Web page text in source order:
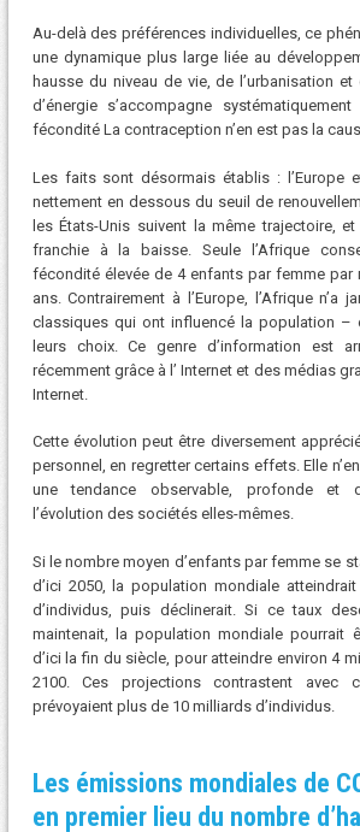
Au-delà des préférences individuelles, ce
une dynamique plus large liée au
hausse du niveau de vie, de l’urbanisation
d’énergie s’accompagne
fécondité La contraception n’en est pas la
Les faits sont désormais établis : l’Europe
nettement en dessous du seuil de
les États-Unis suivent la même trajectoire, et
franchie à la baisse. Seule l’Afrique
fécondité élevée de 4 enfants par femme par
ans. Contrairement à l’Europe, l’Afrique n’a
classiques qui ont influencé la population –
leurs choix. Ce genre d’information est
récemment grâce à l’ Internet et des médias
Internet.
Cette évolution peut être diversement
personnel, en regretter certains effets. Elle
une tendance observable, profonde et
l’évolution des sociétés elles-mêmes.
Si le nombre moyen d’enfants par femme se
d’ici 2050, la population mondiale
d’individus, puis déclinerait. Si ce taux
maintenait, la population mondiale pourrait
d’ici la fin du siècle, pour atteindre environ 4
2100. Ces projections contrastent avec
prévoyaient plus de 10 milliards d’individus.
Les émissions mondiales de
en premier lieu du nombre